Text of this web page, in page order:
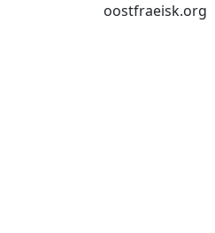
oostfraeisk.org